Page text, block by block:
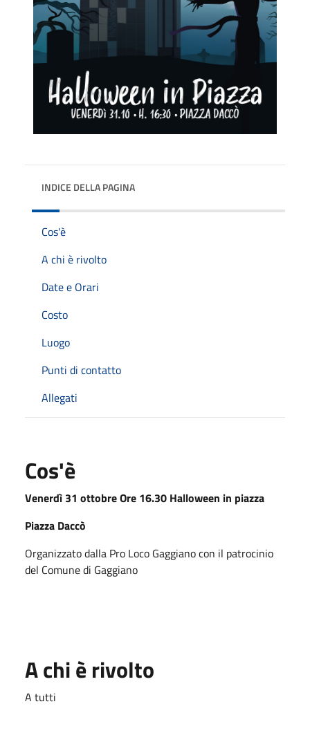
INDICE DELLA PAGINA
Cos'è
A chi è rivolto
Date e Orari
Costo
Luogo
Punti di contatto
Allegati
Cos'è
Venerdì 31 ottobre Ore 16.30 Halloween in piazza
Piazza Daccò
Organizzato dalla Pro Loco Gaggiano con il patrocinio
del Comune di Gaggiano
A chi è rivolto
A tutti